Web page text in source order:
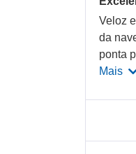
Veloz
da
ponta
Mais